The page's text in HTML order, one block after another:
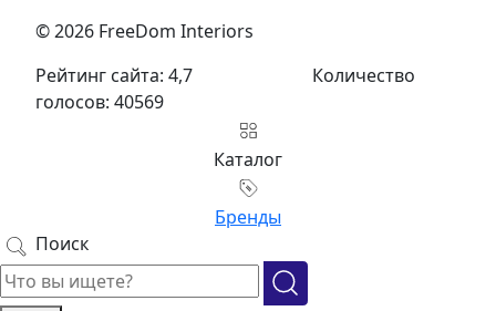
© 2026 FreeDom Interiors
Рейтинг сайта: 4,7
Количество
голосов: 40569
Каталог
Бренды
Поиск